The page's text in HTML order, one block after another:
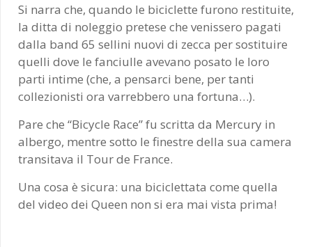
Si narra che, quando le biciclette furono restituite,
la ditta di noleggio pretese che venissero pagati
dalla band 65 sellini nuovi di zecca per sostituire
quelli dove le fanciulle avevano posato le loro
parti intime (che, a pensarci bene, per tanti
collezionisti ora varrebbero una fortuna…).
Pare che “Bicycle Race” fu scritta da Mercury in
albergo, mentre sotto le finestre della sua camera
transitava il Tour de France.
Una cosa è sicura: una biciclettata come quella
del video dei Queen non si era mai vista prima!